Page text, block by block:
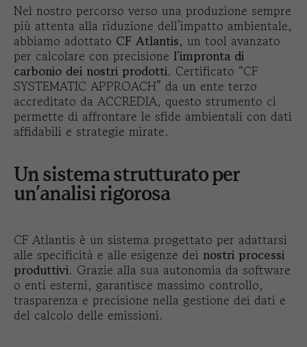
Nel nostro percorso verso una produzione sempre
più attenta alla riduzione dell’impatto ambientale,
abbiamo adottato CF Atlantis, un tool avanzato
per calcolare con precisione l’impronta di
carbonio dei nostri prodotti. Certificato “CF
SYSTEMATIC APPROACH” da un ente terzo
accreditato da ACCREDIA, questo strumento ci
permette di affrontare le sfide ambientali con dati
affidabili e strategie mirate.
Un sistema strutturato per
un’analisi rigorosa
CF Atlantis è un sistema progettato per adattarsi
alle specificità e alle esigenze dei nostri processi
produttivi. Grazie alla sua autonomia da software
o enti esterni, garantisce massimo controllo,
trasparenza e precisione nella gestione dei dati e
del calcolo delle emissioni.